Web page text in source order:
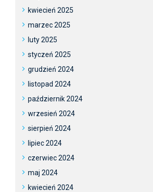
kwiecień 2025
marzec 2025
luty 2025
styczeń 2025
grudzień 2024
listopad 2024
październik 2024
wrzesień 2024
sierpień 2024
lipiec 2024
czerwiec 2024
maj 2024
kwiecień 2024